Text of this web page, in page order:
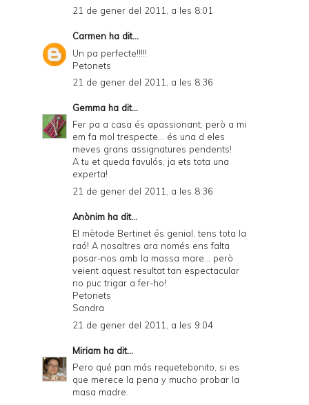
21 de gener del 2011, a les 8:01
Carmen ha dit...
Un pa perfecte!!!!!
Petonets
21 de gener del 2011, a les 8:36
Gemma ha dit...
Fer pa a casa és apassionant, però a mi
em fa mol trespecte... és una d eles
meves grans assignatures pendents!
A tu et queda favulós, ja ets tota una
experta!
21 de gener del 2011, a les 8:36
Anònim ha dit...
El mètode Bertinet és genial, tens tota la
raó! A nosaltres ara només ens falta
posar-nos amb la massa mare... però
veient aquest resultat tan espectacular
no puc trigar a fer-ho!
Petonets
Sandra
21 de gener del 2011, a les 9:04
Miriam ha dit...
Pero qué pan más requetebonito, si es
que merece la pena y mucho probar la
masa madre.